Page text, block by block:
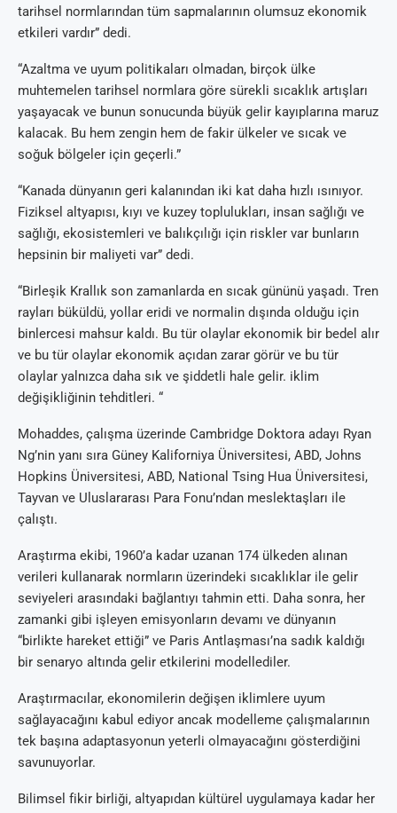
tarihsel normlarından tüm sapmalarının olumsuz ekonomik
etkileri vardır” dedi.
“Azaltma ve uyum politikaları olmadan, birçok ülke
muhtemelen tarihsel normlara göre sürekli sıcaklık artışları
yaşayacak ve bunun sonucunda büyük gelir kayıplarına maruz
kalacak. Bu hem zengin hem de fakir ülkeler ve sıcak ve
soğuk bölgeler için geçerli.”
“Kanada dünyanın geri kalanından iki kat daha hızlı ısınıyor.
Fiziksel altyapısı, kıyı ve kuzey toplulukları, insan sağlığı ve
sağlığı, ekosistemleri ve balıkçılığı için riskler var bunların
hepsinin bir maliyeti var” dedi.
“Birleşik Krallık son zamanlarda en sıcak gününü yaşadı. Tren
rayları büküldü, yollar eridi ve normalin dışında olduğu için
binlercesi mahsur kaldı. Bu tür olaylar ekonomik bir bedel alır
ve bu tür olaylar ekonomik açıdan zarar görür ve bu tür
olaylar yalnızca daha sık ve şiddetli hale gelir. iklim
değişikliğinin tehditleri. “
Mohaddes, çalışma üzerinde Cambridge Doktora adayı Ryan
Ng’nin yanı sıra Güney Kaliforniya Üniversitesi, ABD, Johns
Hopkins Üniversitesi, ABD, National Tsing Hua Üniversitesi,
Tayvan ve Uluslararası Para Fonu’ndan meslektaşları ile
çalıştı.
Araştırma ekibi, 1960’a kadar uzanan 174 ülkeden alınan
verileri kullanarak normların üzerindeki sıcaklıklar ile gelir
seviyeleri arasındaki bağlantıyı tahmin etti. Daha sonra, her
zamanki gibi işleyen emisyonların devamı ve dünyanın
“birlikte hareket ettiği” ve Paris Antlaşması’na sadık kaldığı
bir senaryo altında gelir etkilerini modellediler.
Araştırmacılar, ekonomilerin değişen iklimlere uyum
sağlayacağını kabul ediyor ancak modelleme çalışmalarının
tek başına adaptasyonun yeterli olmayacağını gösterdiğini
savunuyorlar.
Bilimsel fikir birliği, altyapıdan kültürel uygulamaya kadar her